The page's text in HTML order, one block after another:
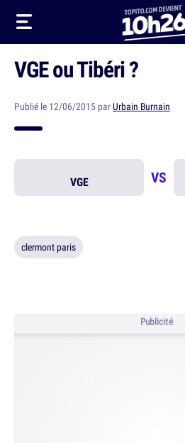
VGE ou Tibéri ?
Publié le 12/06/2015 parUrbain Burnain
VGE VS
clermont paris
Publicité